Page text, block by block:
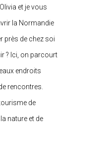
et je vous
la Normandie
près de chez soi
? Ici, on parcourt
endroits
rencontres.
de
nature et de